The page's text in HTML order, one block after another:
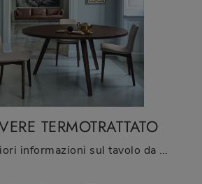
TERMOTRATTATO
Vuoi avere ulteriori informazioni sul tavolo da pranzo Bistrot Rovere Termotrattato di Sangiacomo? Clicca e ottieni informazioni sui modelli fissi ...